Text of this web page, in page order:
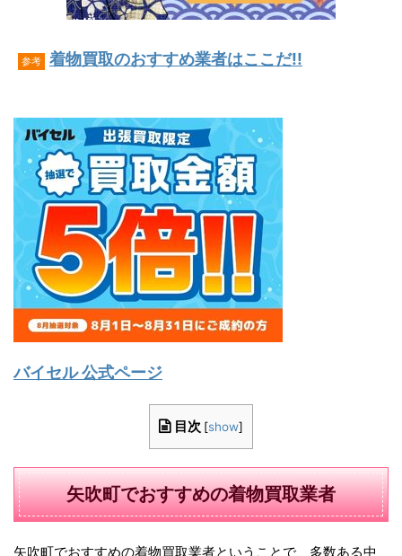
参考 着物買取のおすすめ業者はここだ!!
バイセル 公式ページ
目次 [show]
矢吹町でおすすめの着物買取業者
矢吹町でおすすめの着物買取業者ということで、多数ある中